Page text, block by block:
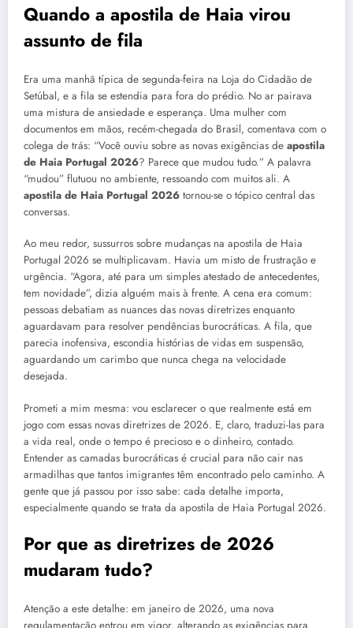
Quando a apostila de Haia virou
assunto de fila
Era uma manhã típica de segunda-feira na Loja do Cidadão de
Setúbal, e a fila se estendia para fora do prédio. No ar pairava
uma mistura de ansiedade e esperança. Uma mulher com
documentos em mãos, recém-chegada do Brasil, comentava com o
colega de trás: “Você ouviu sobre as novas exigências de apostila
de Haia Portugal 2026? Parece que mudou tudo.” A palavra
“mudou” flutuou no ambiente, ressoando com muitos ali. A
apostila de Haia Portugal 2026 tornou-se o tópico central das
conversas.
Ao meu redor, sussurros sobre mudanças na apostila de Haia
Portugal 2026 se multiplicavam. Havia um misto de frustração e
urgência. “Agora, até para um simples atestado de antecedentes,
tem novidade”, dizia alguém mais à frente. A cena era comum:
pessoas debatiam as nuances das novas diretrizes enquanto
aguardavam para resolver pendências burocráticas. A fila, que
parecia inofensiva, escondia histórias de vidas em suspensão,
aguardando um carimbo que nunca chega na velocidade
desejada.
Prometi a mim mesma: vou esclarecer o que realmente está em
jogo com essas novas diretrizes de 2026. E, claro, traduzi-las para
a vida real, onde o tempo é precioso e o dinheiro, contado.
Entender as camadas burocráticas é crucial para não cair nas
armadilhas que tantos imigrantes têm encontrado pelo caminho. A
gente que já passou por isso sabe: cada detalhe importa,
especialmente quando se trata da apostila de Haia Portugal 2026.
Por que as diretrizes de 2026
mudaram tudo?
Atenção a este detalhe: em janeiro de 2026, uma nova